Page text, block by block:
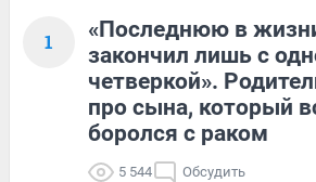
1
«Последнюю в
закончил лишь с
четверкой».
про сына, который
боролся с раком
5 544 Обсудить